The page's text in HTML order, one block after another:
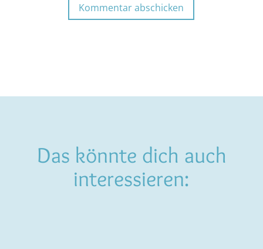
Kommentar abschicken
Das könnte dich auch
interessieren: